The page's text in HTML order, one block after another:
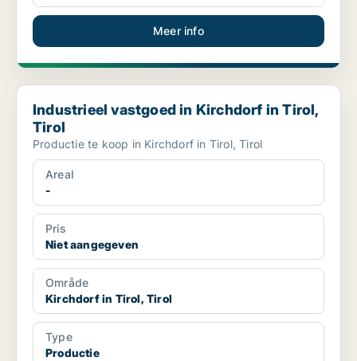
Meer info
Industrieel vastgoed in Kirchdorf in Tirol, Tirol
Industrieel vastgoed in Kirchdorf in Tirol,
Tirol
Productie te koop in Kirchdorf in Tirol, Tirol
Areal
-
Pris
Niet aangegeven
Område
Kirchdorf in Tirol, Tirol
Type
Productie